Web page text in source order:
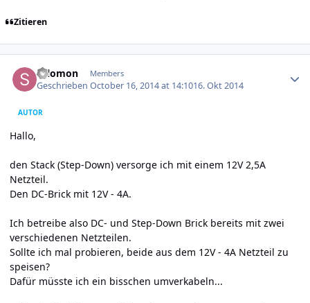
Zitieren
salomon Members
GeschriebenOctober 16, 2014 at 14:1016. Okt 2014
AUTOR
Hallo,
den Stack (Step-Down) versorge ich mit einem 12V 2,5A
Netzteil.
Den DC-Brick mit 12V - 4A.
Ich betreibe also DC- und Step-Down Brick bereits mit zwei
verschiedenen Netzteilen.
Sollte ich mal probieren, beide aus dem 12V - 4A Netzteil zu
speisen?
Dafür müsste ich ein bisschen umverkabeln...